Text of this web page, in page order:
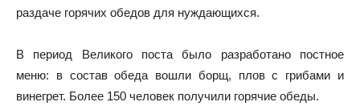
раздаче горячих обедов для нуждающихся.
В период Великого поста было разработано постное
меню: в состав обеда вошли борщ, плов с грибами и
винегрет. Более 150 человек получили горячие обеды.